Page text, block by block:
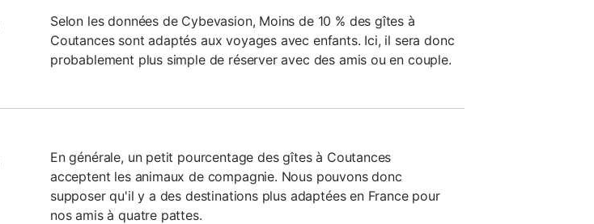
Selon les données de Cybevasion, Moins de 10 % des gîtes à
Coutances sont adaptés aux voyages avec enfants. Ici, il sera donc
probablement plus simple de réserver avec des amis ou en couple.
En générale, un petit pourcentage des gîtes à Coutances
acceptent les animaux de compagnie. Nous pouvons donc
supposer qu'il y a des destinations plus adaptées en France pour
nos amis à quatre pattes.